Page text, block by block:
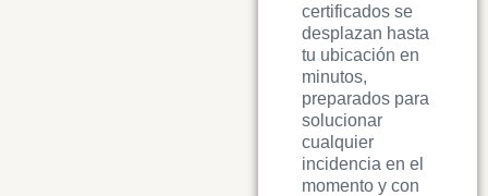
certificados se
desplazan hasta
tu ubicación en
minutos,
preparados para
solucionar
cualquier
incidencia en el
momento y con